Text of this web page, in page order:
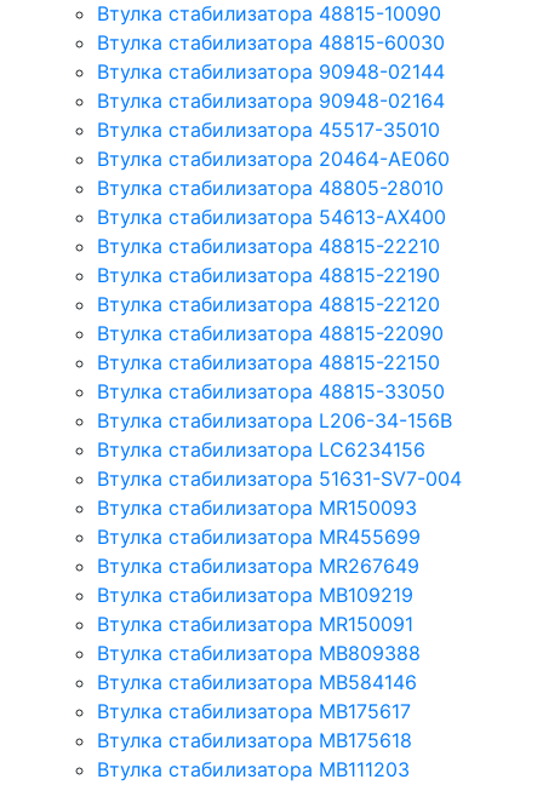
Втулка стабилизатора 48815-10090
Втулка стабилизатора 48815-60030
Втулка стабилизатора 90948-02144
Втулка стабилизатора 90948-02164
Втулка стабилизатора 45517-35010
Втулка стабилизатора 20464-AE060
Втулка стабилизатора 48805-28010
Втулка стабилизатора 54613-AX400
Втулка стабилизатора 48815-22210
Втулка стабилизатора 48815-22190
Втулка стабилизатора 48815-22120
Втулка стабилизатора 48815-22090
Втулка стабилизатора 48815-22150
Втулка стабилизатора 48815-33050
Втулка стабилизатора L206-34-156B
Втулка стабилизатора LC6234156
Втулка стабилизатора 51631-SV7-004
Втулка стабилизатора MR150093
Втулка стабилизатора MR455699
Втулка стабилизатора MR267649
Втулка стабилизатора MB109219
Втулка стабилизатора MR150091
Втулка стабилизатора MB809388
Втулка стабилизатора MB584146
Втулка стабилизатора MB175617
Втулка стабилизатора MB175618
Втулка стабилизатора MB111203